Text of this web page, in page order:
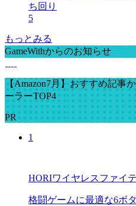
ち回り
5
もっとみる
GameWithからのお知らせ
【Amazon7月】おすすめ記事
ーラーTOP4
PR
1
HORIワイヤレスファイ
格闘ゲームに最適な6ボ